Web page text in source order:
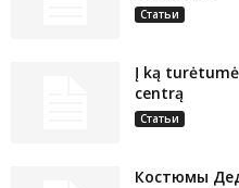
Статьи
Į ką
centrą
Статьи
Костюмы